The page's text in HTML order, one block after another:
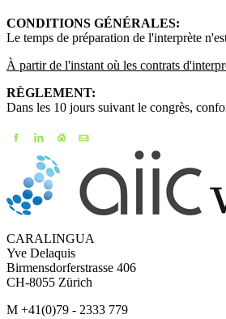
CONDITIONS GÉNÉRALES:
Le temps de préparation de l'interprète
À partir de l'instant où les contrats
RÈGLEMENT:
Dans les 10 jours suivant le congrès,
CARALINGUA
Yve Delaquis
Birmensdorferstrasse 406
CH-8055 Zürich
M +41(0)79 - 2333 779